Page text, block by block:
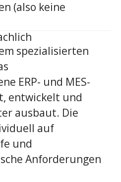
(also keine
spezialisierten
ERP- und MES-
entwickelt und
ausbaut. Die
auf
und
Anforderungen